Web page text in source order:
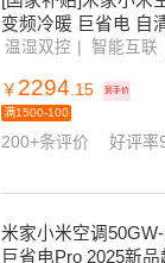
300+条评价 好评率
[国家补贴]米家小米
变频冷暖 巨省电 自
￥2294.15
满1500-100
200+条评价 好评率